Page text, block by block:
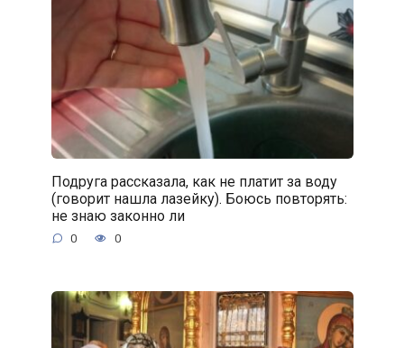
Подруга рассказала, как не платит за воду
(говорит нашла лазейку). Боюсь повторять:
не знаю законно ли
0 0